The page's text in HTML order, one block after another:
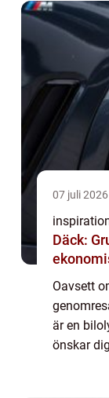
07 juli 2026
Däck:
Oavsett
är en
önskar